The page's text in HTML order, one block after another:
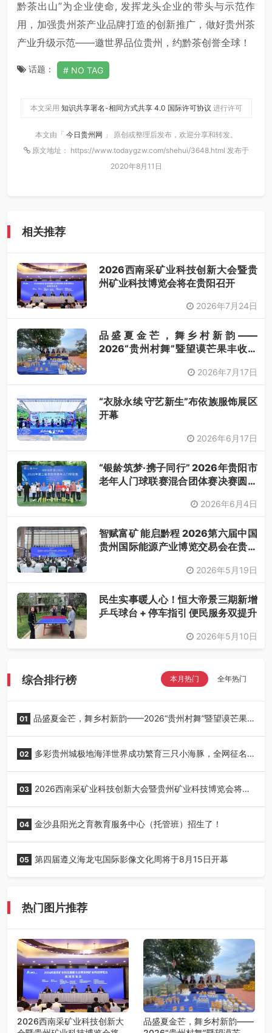
黔茶出山”为企业使命, 发挥龙头企业的带头与示范作
用，加强贵州茶产业品牌打造的创新推广，做好贵州茶
产业升级示范——邀世界品位贵州，约黔茶创誉全球！
话题： NO TAG
本文采用 知识共享署名-相同方式共享 4.0 国际许可协议 进行许可
本文由「 今日贵州网 」 原创或整理后发布，欢迎分享和转发。
原文地址： https://www.todaygzw.com/shehui/3648.html 发布于
2020年8月11日
相关推荐
2026西南采矿业科技创新大会暨贵
州矿业科技博览会将在贵阳召开
2026年7月24日
品盛夏金芒，舞乡村新韵——
2026“贵州村舞”暨望谟芒果丰收季
2026年7月17日
“衣脉永续 守艺新生”布依族服饰展区
开幕
2026年6月17日
“银龄筑梦·携子同行” 2026年贵阳市
老年人门球联赛混合团体赛决赛圆满
2026年6月4日
智赋富矿 能启黔程 2026第六届中国
贵州国际能源产业博览交易会在贵阳
2026年5月19日
民生实事暖人心！恒大帝景三期新增
乒乓球台 + 停车指引 便民服务双提升
2026年5月10日
综合排行榜 本月热门 全年热门
01 品盛夏金芒，舞乡村新韵——2026“贵州村舞”暨望谟芒果
02 多彩贵州城极地海洋世界成功繁育三只小海豚，全网征名
03 2026西南采矿业科技创新大会暨贵州矿业科技博览会将在
04 金沙县阳光之育教育服务中心（托管班）招生了！
05 第四届遵义海龙屯国际影像文化周将于8月15日开幕
热门图片推荐
2026西南采矿业科技创新大
品盛夏金芒，舞乡村新韵——